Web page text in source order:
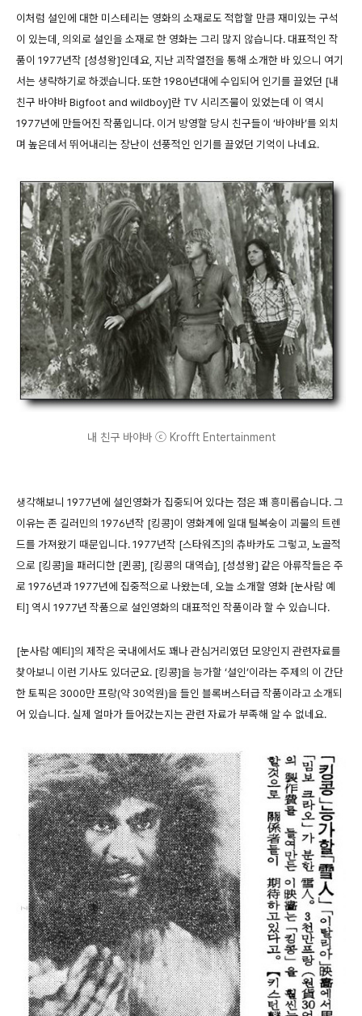
이처럼 설인에 대한 미스테리는 영화의 소재로도 적합할 만큼 재미있는 구석
이 있는데, 의외로 설인을 소재로 한 영화는 그리 많지 않습니다. 대표적인 작
품이 1977년작 [성성왕]인데요, 지난 괴작열전을 통해 소개한 바 있으니 여기
서는 생략하기로 하겠습니다. 또한 1980년대에 수입되어 인기를 끌었던 [내
친구 바야바 Bigfoot and wildboy]란 TV 시리즈물이 있었는데 이 역시
1977년에 만들어진 작품입니다. 이거 방영할 당시 친구들이 ‘바야바’를 외치
며 높은데서 뛰어내리는 장난이 선풍적인 인기를 끌었던 기억이 나네요.
내 친구 바야바 ⓒ Krofft Entertainment
생각해보니 1977년에 설인영화가 집중되어 있다는 점은 꽤 흥미롭습니다. 그
이유는 존 길러민의 1976년작 [킹콩]이 영화계에 일대 털복숭이 괴물의 트렌
드를 가져왔기 때문입니다. 1977년작 [스타워즈]의 츄바카도 그렇고, 노골적
으로 [킹콩]을 패러디한 [퀸콩], [킹콩의 대역습], [성성왕] 같은 아류작들은 주
로 1976년과 1977년에 집중적으로 나왔는데, 오늘 소개할 영화 [눈사람 예
티] 역시 1977년 작품으로 설인영화의 대표적인 작품이라 할 수 있습니다.
[눈사람 예티]의 제작은 국내에서도 꽤나 관심거리였던 모양인지 관련자료를
찾아보니 이런 기사도 있더군요. [킹콩]을 능가할 ‘설인’이라는 주제의 이 간단
한 토픽은 3000만 프랑(약 30억원)을 들인 블록버스터급 작품이라고 소개되
어 있습니다. 실제 얼마가 들어갔는지는 관련 자료가 부족해 알 수 없네요.